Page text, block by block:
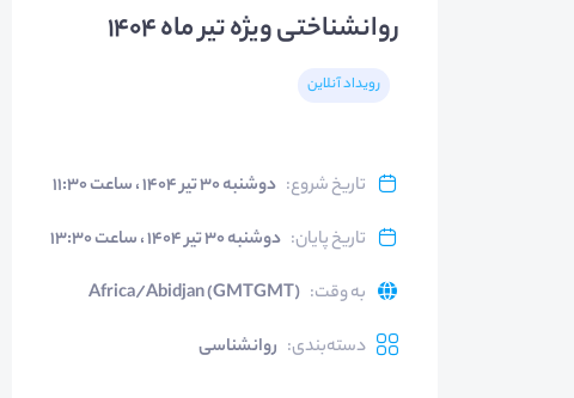
روانشناختی ویژه تیر ماه 1404
رویداد آنلاین
تاریخ شروع: دوشنبه ۳۰ تیر ۱۴۰۴ ، ساعت ۱۱:۳۰
تاریخ پایان: دوشنبه ۳۰ تیر ۱۴۰۴ ، ساعت ۱۳:۳۰
به وقت:
Africa/Abidjan (GMTGMT)
دسته‌بندی: روانشناسی